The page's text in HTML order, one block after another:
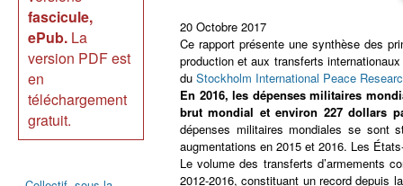
20 Octobre 2017
Ce rapport présente une synthèse des
production et aux transferts
du Stockholm International Peace
En 2016, les dépenses militaires
brut mondial et environ 227 dollars
dépenses militaires mondiales se sont
augmentations en 2015 et 2016. Les
Le volume des transferts d’armements
2012-2016, constituant un record depuis
fascicule,
ePub. La
version PDF est
en
téléchargement
gratuit.